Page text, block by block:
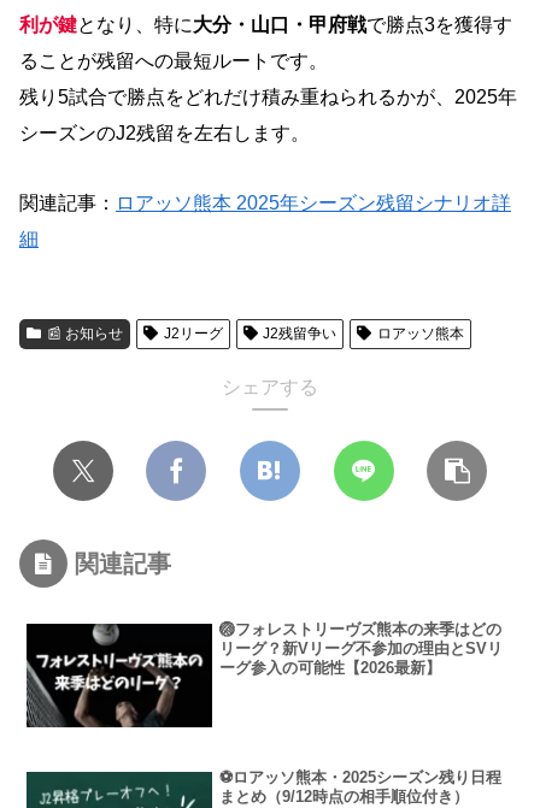
利が鍵となり、特に大分・山口・甲府戦で勝点3を獲得す
ることが残留への最短ルートです。
残り5試合で勝点をどれだけ積み重ねられるかが、2025年
シーズンのJ2残留を左右します。
関連記事： ロアッソ熊本 2025年シーズン残留シナリオ詳
細
📰 お知らせ J2リーグ J2残留争い ロアッソ熊本
シェアする
関連記事
🏐フォレストリーヴズ熊本の来季はどの
リーグ？新Vリーグ不参加の理由とSVリ
ーグ参入の可能性【2026最新】
⚽ロアッソ熊本・2025シーズン残り日程
まとめ（9/12時点の相手順位付き）